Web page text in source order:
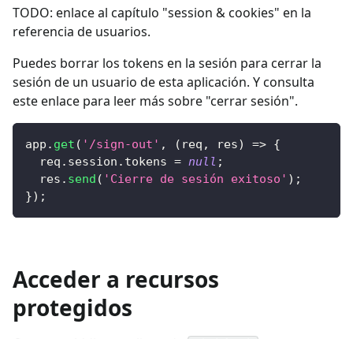
TODO: enlace al capítulo "session & cookies" en la
referencia de usuarios.
Puedes borrar los tokens en la sesión para cerrar la
sesión de un usuario de esta aplicación. Y consulta
este enlace para leer más sobre "cerrar sesión".
app . get ( '/sign-out' , ( req , res) => {
  req
. session . tokens = null ;
  res
. send ( 'Cierre de sesión exitoso' ) ;
}) ;
Acceder a recursos
protegidos